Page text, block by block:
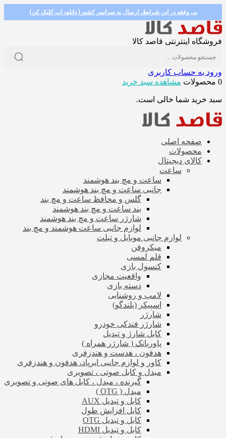
بی وفقه در این شرایط، ارسال به سراسر کشور( دانلود اپ کلیک کن)
فروشگاه اینترنتی قاصد کالا
ورود به حساب کاربری
0 محصولات
مشاهده سبد خرید
سبد خرید شما خالی است.
صفحه اصلی
محصولات
کالای دیجیتال
ساعت
ساعت و مچ بند هوشمند
جانبی ساعت و مچ بند هوشمند
گلس و محافظ ساعت و مچ بند
بند ساعت و مچ بند هوشمند
شارژر ساعت و مچ بند هوشمند
لوازم جانبی ساعت هوشمند و مچ بند
لوازم جانبی موبایل و تبلت
میکروفن
قلم لمسی
کنسول بازی
واقعیت مجازی
دسته بازی
لامپ و روشنایی
اسپیکر (بلندگو)
شارژر
شارژر فندکی خودرو
کابل شارژ و تبدیل
پاوربانک ( شارژر همراه )
هدفون ، هدست و هندزفری
کاور و لوازم جانبی ایرپاد، هدفون و هندزفری
مبدل و کابل صوتی ، تصویری
گیرنده ، مبدل ، کابل های صوتی و تصویری
مبدل ( OTG )
کابل و تبدیل AUX
کابل افزایش طول
کابل و تبدیل OTG
کابل و تبدیل HDMI